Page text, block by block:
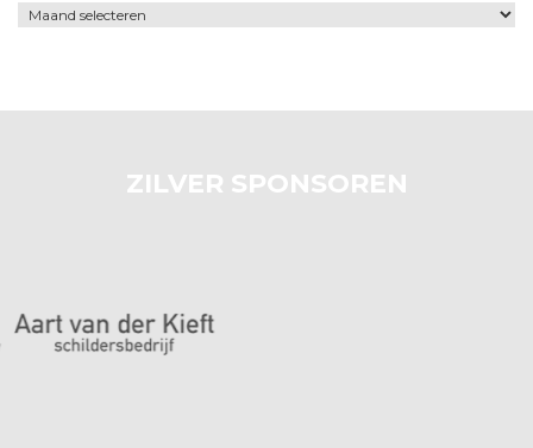
Archief
ZILVER SPONSOREN